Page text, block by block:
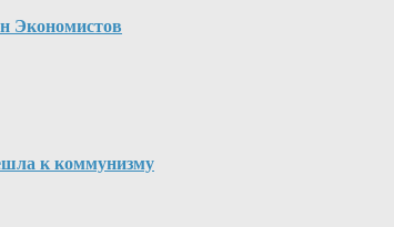
Экономистов
к коммунизму